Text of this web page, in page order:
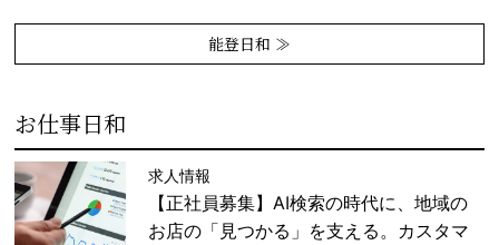
能登日和 ≫
お仕事日和
求人情報
【正社員募集】AI検索の時代に、地域の
お店の「見つかる」を支える。カスタマ